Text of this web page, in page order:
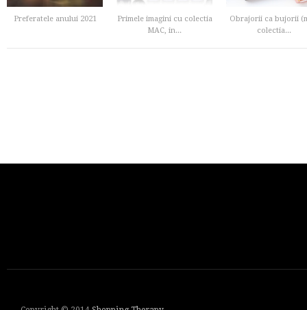
Preferatele anului 2021
Primele imagini cu colectia
MAC, in...
Obrajorii ca bujorii
colectia...